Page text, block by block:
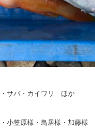
サバ・カイワリ ほか
小笠原様・鳥居様・加藤様